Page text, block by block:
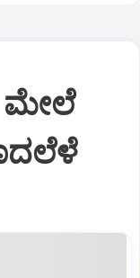
ಮೇಲೆ